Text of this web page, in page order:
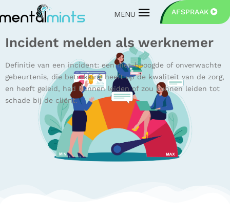
AFSPRAAK
Incident melden als werknemer
Definitie van een incident: een niet-beoogde of onverwachte
gebeurtenis, die betrekking heeft op de kwaliteit van de zorg,
en heeft geleid, had kunnen leiden of zou kunnen leiden tot
schade bij de cliënt.